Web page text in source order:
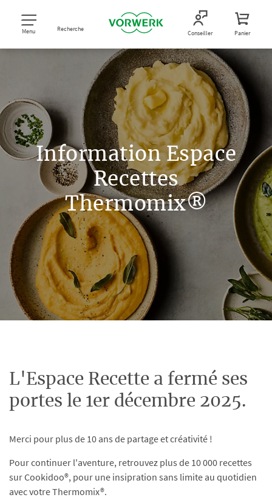
Menu Recherche Conseiller Panier
Information Espace
Recettes
Thermomix®
L'Espace Recette a fermé ses
portes le 1er décembre 2025.
Merci pour plus de 10 ans de partage et créativité !
Pour continuer l'aventure, retrouvez plus de 10 000 recettes
sur Cookidoo®, pour une insipration sans limite au quotidien
avec votre Thermomix®.